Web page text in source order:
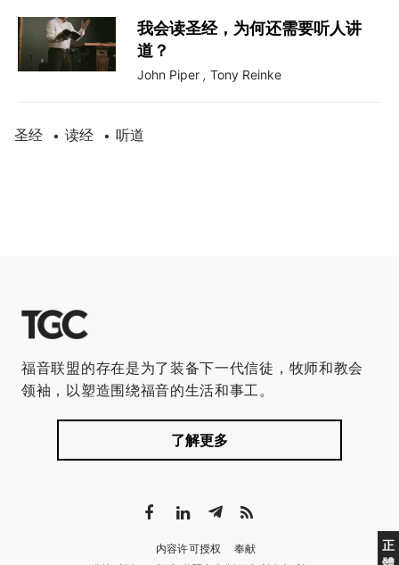
我会读圣经，为何还需要听人讲
道？
John Piper , Tony Reinke
圣经 • 读经 • 听道
正
福音联盟的存在是为了装备下一代信徒，牧师和教会
领袖，以塑造围绕福音的生活和事工。
了解更多
内容许可授权
奉献